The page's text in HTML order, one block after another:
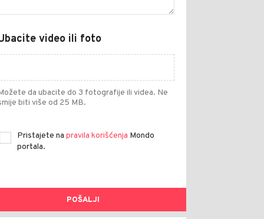
video ili foto
da ubacite do 3 fotografije ili videa. Ne
biti više od 25 MB.
Pristajete na pravila korišćenja Mondo
portala.
POŠALJI